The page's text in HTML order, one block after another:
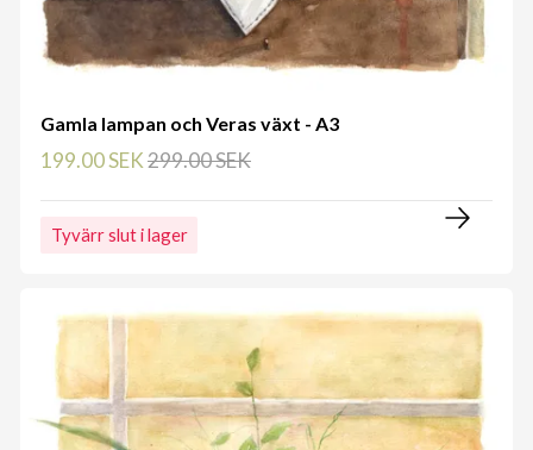
Gamla lampan och Veras växt - A3
199.00 SEK299.00 SEK
Tyvärr slut i lager